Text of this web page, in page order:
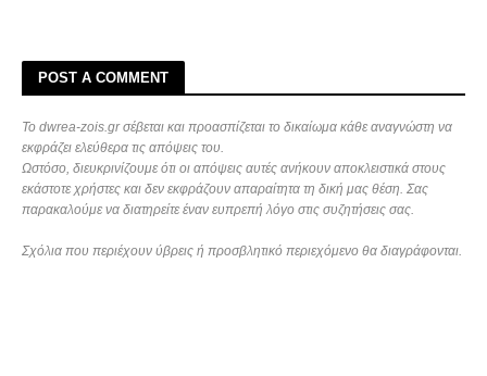
POST A COMMENT
Το dwrea-zois.gr σέβεται και προασπίζεται το δικαίωμα κάθε αναγνώστη να
εκφράζει ελεύθερα τις απόψεις του.
Ωστόσο, διευκρινίζουμε ότι οι απόψεις αυτές ανήκουν αποκλειστικά στους
εκάστοτε χρήστες και δεν εκφράζουν απαραίτητα τη δική μας θέση. Σας
παρακαλούμε να διατηρείτε έναν ευπρεπή λόγο στις συζητήσεις σας.
Σχόλια που περιέχουν ύβρεις ή προσβλητικό περιεχόμενο θα διαγράφονται.